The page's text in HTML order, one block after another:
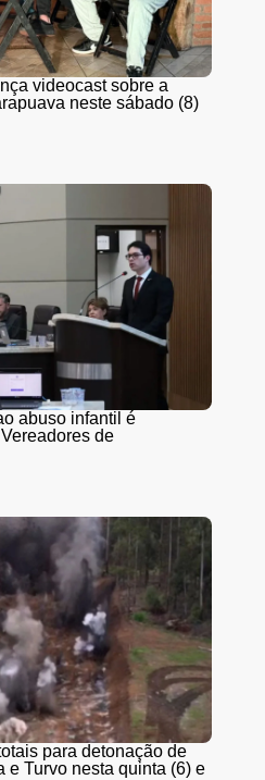
videocast sobre a
neste sábado (8)
abuso infantil é
de
para detonação de
e Turvo nesta quinta (6) e